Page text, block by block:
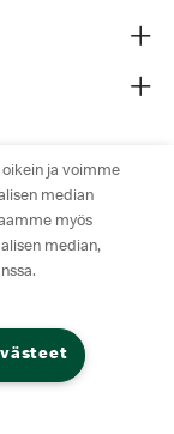
ja voimme
median
myös
median,